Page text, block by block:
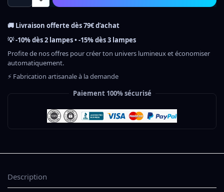
🚚 Livraison offerte dès 79€ d’achat
💡 -10% dès 2 lampes • -15% dès 3 lampes
Profite de nos offres pour créer ton univers lumineux et économiser
automatiquement.
⚡ Fabrication artisanale à la demande
Paiement 100% sécurisé
Description